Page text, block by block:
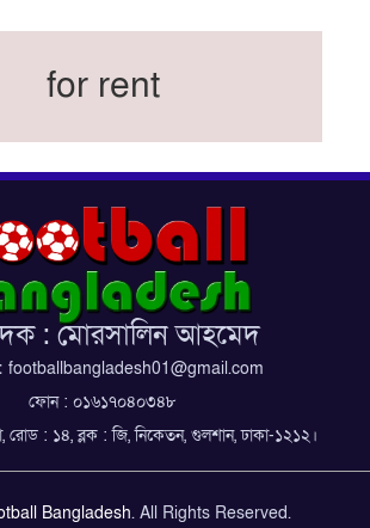
ইরান
ও পপুলার চয়েজসহ ফুটবলার হামজা
দলে নেইমার, জল্পনার অবসান
অপেক্ষায় রোনালদো!
কাপ: আজকের ফাইনাল বুধবার
অ্যাওয়ার্ডের সংক্ষিপ্ত তালিকায় হামজা-
ষষ্ঠ শিরোপা জয়
for rent
: মোরসালিন আহমেদ
footballbangladesh01@gmail.com
ফোন : ০১৬১৭০৪০৩৪৮
রোড : ১৪, ব্লক : জি, নিকেতন, গুলশান, ঢাকা-১২১২।
Bangladesh. All Rights Reserved.